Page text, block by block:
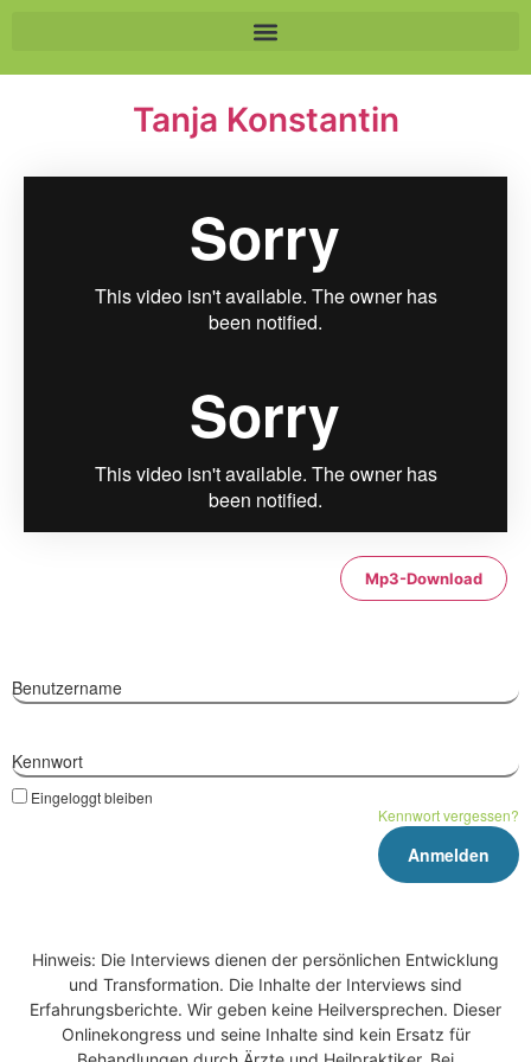
Tan­ja Kon­stan­tin
Mp3-Download
Benutzername
Kennwort
Eingeloggt bleiben
Kennwort vergessen?
Hinweis: Die Interviews dienen der persönlichen Entwicklung
und Transformation. Die Inhalte der Interviews sind
Erfahrungsberichte. Wir geben keine Heilversprechen. Dieser
Onlinekongress und seine Inhalte sind kein Ersatz für